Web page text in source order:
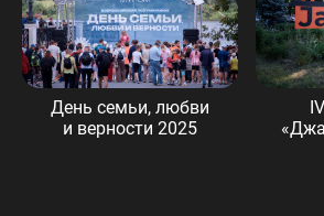
День семьи, любви
и верности 2025